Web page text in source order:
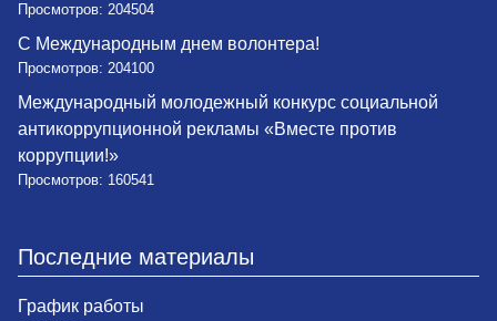
Просмотров: 204504
С Международным днем волонтера!
Просмотров: 204100
Международный молодежный конкурс социальной
антикоррупционной рекламы «Вместе против
коррупции!»
Просмотров: 160541
Последние материалы
График работы